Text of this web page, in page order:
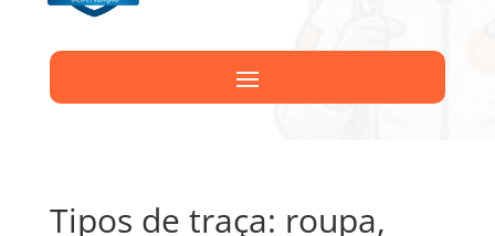
Tipos de traça: roupa,